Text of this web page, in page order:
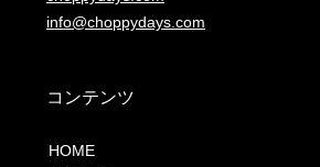
info@choppydays.com
コンテンツ
HOME